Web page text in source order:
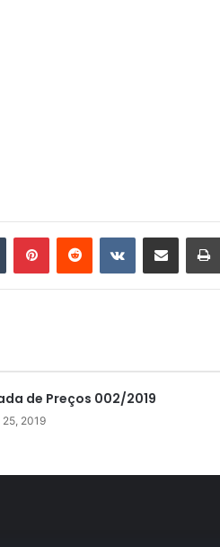
Tumblr PinterestReddit VK Compartilhar via e-mail
de Preços 002/2019
25, 2019